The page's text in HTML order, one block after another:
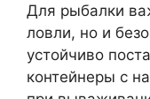
Для рыбалки
ловли, но и
устойчиво
контейнеры с